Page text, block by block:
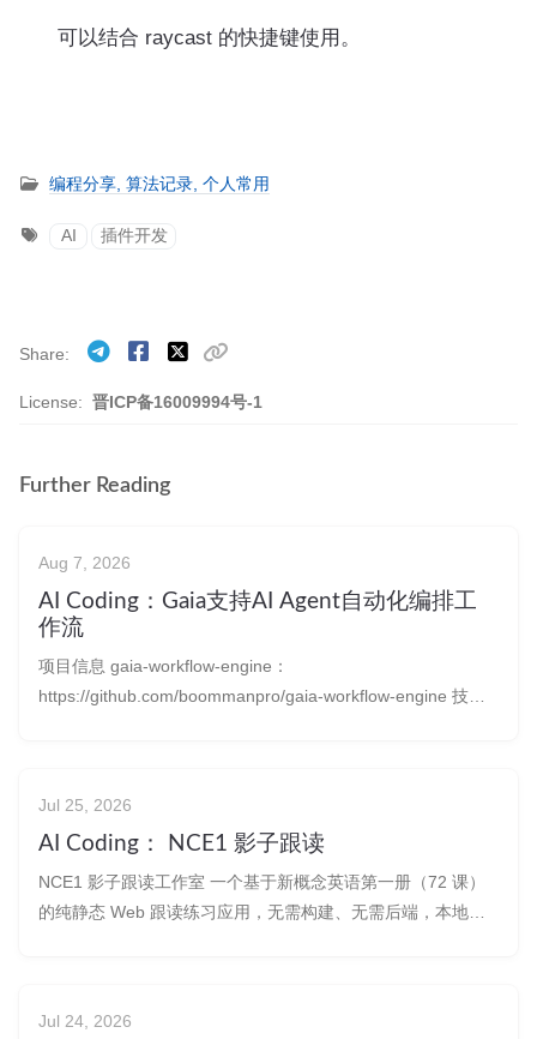
可以结合 raycast 的快捷键使用。
编程分享, 算法记录, 个人常用
AI 插件开发
License: 晋ICP备16009994号-1
Share
Further Reading
Aug 7, 2026
AI Coding：Gaia支持AI Agent自动化编排工
作流
项目信息 gaia-workflow-engine：
https://github.com/boommanpro/gaia-workflow-engine 技术
Jul 25, 2026
AI Coding： NCE1 影子跟读
NCE1 影子跟读工作室 一个基于新概念英语第一册（72 课）
的纯静态 Web 跟读练习应用，无需构建、无需后端，本地服
Jul 24, 2026